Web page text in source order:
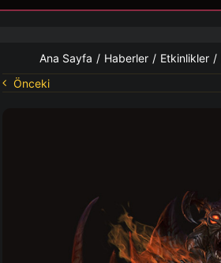
Ana Sayfa / Haberler / Etkinlikler /
Önceki